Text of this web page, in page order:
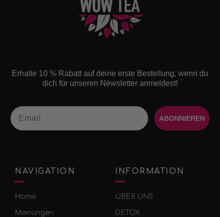
Erhalte 10 % Rabatt auf deine erste Bestellung, wenn du
dich für unseren Newsletter anmeldest!
Email
ABONNIEREN
NAVIGATION
Home
Meinungen
INFORMATION
ÜBER UNS
DETOX